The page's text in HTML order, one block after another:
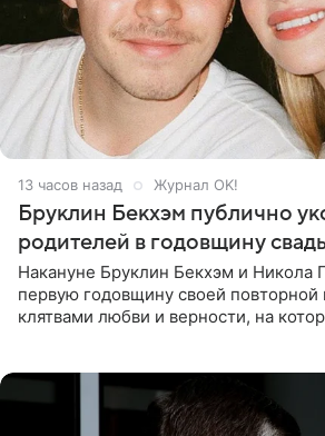
13 часов назад Журнал OK!
Бруклин Бекхэм публично
родителей в годовщину
Накануне Бруклин Бекхэм и Никола
первую годовщину своей
клятвами любви и верности, на